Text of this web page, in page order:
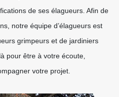
de ses élagueurs. Afin de
notre équipe d’élagueurs est
grimpeurs et de jardiniers
pour être à votre écoute,
votre projet.